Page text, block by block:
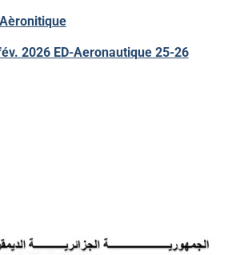
2026 ED-Aeronautique 25-26